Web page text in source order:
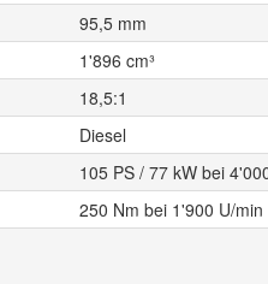
95,5 mm
1'896 cm³
18,5:1
Diesel
105 PS / 77 kW bei
250 Nm bei 1'900 U/min